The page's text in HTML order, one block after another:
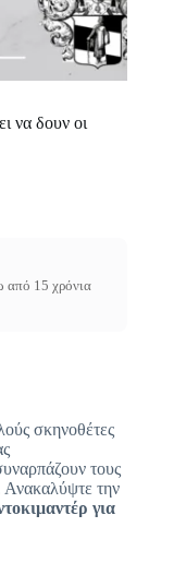
να δουν οι
από 15 χρόνια
σκηνοθέτες
τους
Ανακαλύψτε την
για